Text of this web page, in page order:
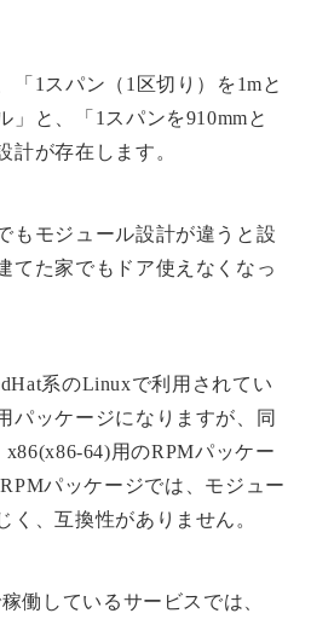
「1スパン（1区切り）を1mと
」と、「1スパンを910mmと
計が存在します。
もモジュール設計が違うと設
てた家でもドア使えなくなっ
系のLinuxで利用されてい
パッケージになりますが、同
64)用のRPMパッケー
パッケージでは、モジュー
く、互換性がありません。
働しているサービスでは、